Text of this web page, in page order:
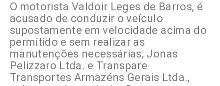
O motorista Valdoir Leges de Barros, é
acusado de conduzir o veículo
supostamente em velocidade acima do
permitido e sem realizar as
manutenções necessárias; Jonas
Pelizzaro Ltda. e Transpare
Transportes Armazéns Gerais Ltda.,